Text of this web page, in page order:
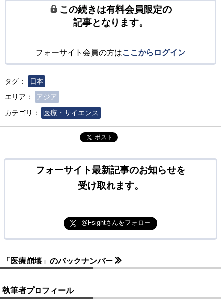
この続きは有料会員限定の
記事となります。
フォーサイト会員の方はここからログイン
タグ：
日本
エリア：
アジア
カテゴリ：
医療・サイエンス
ポスト
フォーサイト最新記事のお知らせを
受け取れます。
@Fsightさんをフォロー
「医療崩壊」のバックナンバー
執筆者プロフィール